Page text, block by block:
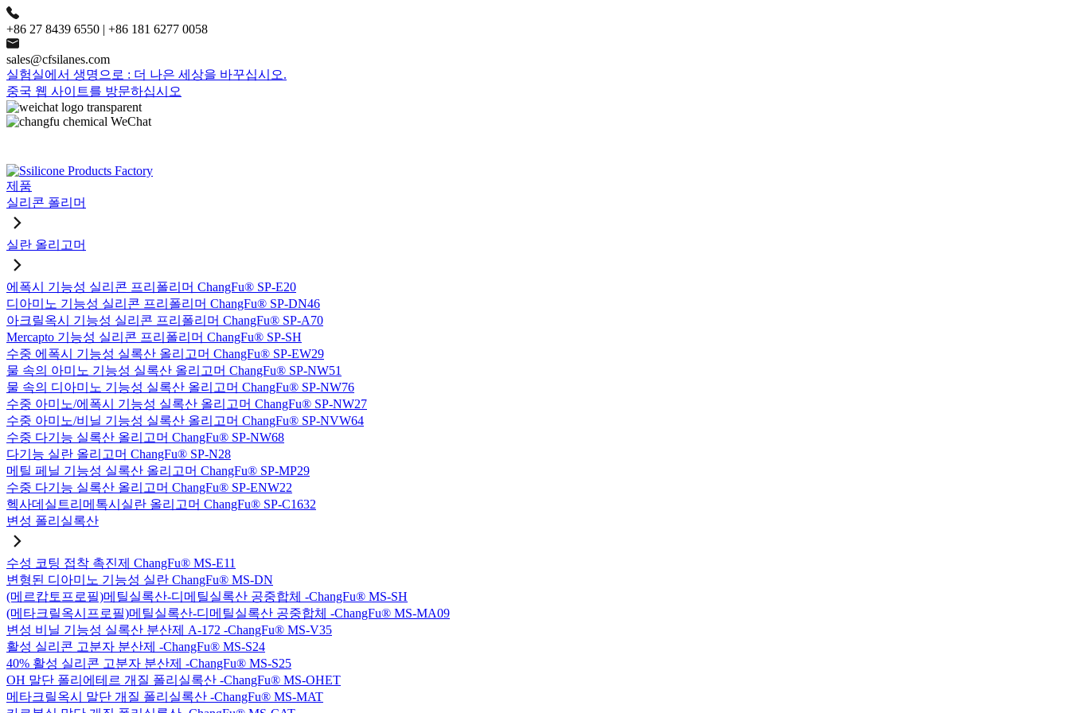
+86 27 8439 6550 | +86 181 6277 0058
sales@cfsilanes.com
실험실에서 생명으로 : 더 나은 세상을 바꾸십시오.
중국 웹 사이트를 방문하십시오
제품
실리콘 폴리머
실란 올리고머
에폭시 기능성 실리콘 프리폴리머 ChangFu® SP-E20
디아미노 기능성 실리콘 프리폴리머 ChangFu® SP-DN46
아크릴옥시 기능성 실리콘 프리폴리머 ChangFu® SP-A70
Mercapto 기능성 실리콘 프리폴리머 ChangFu® SP-SH
수중 에폭시 기능성 실록산 올리고머 ChangFu® SP-EW29
물 속의 아미노 기능성 실록산 올리고머 ChangFu® SP-NW51
물 속의 디아미노 기능성 실록산 올리고머 ChangFu® SP-NW76
수중 아미노/에폭시 기능성 실록산 올리고머 ChangFu® SP-NW27
수중 아미노/비닐 기능성 실록산 올리고머 ChangFu® SP-NVW64
수중 다기능 실록산 올리고머 ChangFu® SP-NW68
다기능 실란 올리고머 ChangFu® SP-N28
메틸 페닐 기능성 실록산 올리고머 ChangFu® SP-MP29
수중 다기능 실록산 올리고머 ChangFu® SP-ENW22
헥사데실트리메톡시실란 올리고머 ChangFu® SP-C1632
변성 폴리실록산
수성 코팅 접착 촉진제 ChangFu® MS-E11
변형된 디아미노 기능성 실란 ChangFu® MS-DN
(메르캅토프로필)메틸실록산-디메틸실록산 공중합체 -ChangFu® MS-SH
(메타크릴옥시프로필)메틸실록산-디메틸실록산 공중합체 -ChangFu® MS-MA09
변성 비닐 기능성 실록산 분산제 A-172 -ChangFu® MS-V35
활성 실리콘 고분자 분산제 -ChangFu® MS-S24
40% 활성 실리콘 고분자 분산제 -ChangFu® MS-S25
OH 말단 폴리에테르 개질 폴리실록산 -ChangFu® MS-OHET
메타크릴옥시 말단 개질 폴리실록산 -ChangFu® MS-MAT